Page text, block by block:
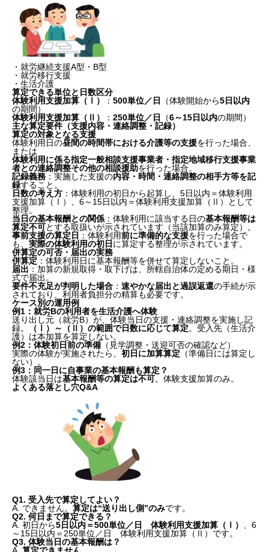
・就労継続支援A型・B型
・就労移行支援
・生活介護
算定できる単位と日数区分
体験利用支援加算（Ⅰ）
： 500単位／日 （体験開始から5日以内
の期間）
体験利用支援加算（Ⅱ）
： 250単位／日 （6～15日以内の期間）
主な算定要件（支援内容・連絡調整・記録）
算定の対象となる支援
体験利用日の昼間の時間帯における介護等の支援を行った場合、
または
体験利用に係る指定一般相談支援事業者・指定地域移行支援事業
者との連絡調整その他の相談援助を行った場合。
記録義務 ：実施した支援の内容・時間・連絡調整の相手方等を記
録すること。
日数の考え方 ：体験利用の初日から起算し、5日以内＝体験利用
支援加算（Ⅰ）、6～15日以内＝体験利用支援加算（Ⅱ）として
整理。
当日の基本報酬との関係 ：体験利用に該当する日の基本報酬等は
算定不可とする取扱いが示されています（当該加算のみ算定）。
事前支援の算定日 ：体験利用前に準備的な支援を行った場合で
も、 実際の体験利用の初日 に算定する整理が示されています。
併算定の可否・届出の実務
併算定 ：体験利用日に基本報酬等を併せて算定しないこと。
届出 ：加算の新規取得・取下げは、所轄自治体の定める期日・様
式で届出。
要件不充足が判明した場合 ： 速やかな届出と過誤返還の手続が示
されており、利用者負担分の精算も必要です。
ケース別の運用例
例1：就労Bの利用者を生活介護へ体験
送り出し元（就労B）が、体験当日の支援・連絡調整を実施し記
録。
（Ⅰ）～（Ⅱ）の範囲で日数に応じて算定。受入先（生活介
護）は本加算を算定しない。
例2：体験初日前の準備 （見学調整・送迎可否の確認など）
実際の体験が実施されたら、 初日に加算算定 （準備日には算定し
ない）。
例3：同一日に自事業の基本報酬も算定？
体験該当日は基本報酬等の算定は不可。体験支援加算のみ。
よくある落とし穴Q&A
Q1. 受入先で算定してよい？
A. できません。 算定は“送り出し側”のみです。
Q2. 何日まで算定できる？
A. 初日から5日以内＝500単位／日 体験利用支援加算（Ⅰ）
、6
～15日以内＝250単位／日 体験利用支援加算（Ⅱ）です。
Q3. 体験当日の基本報酬は？